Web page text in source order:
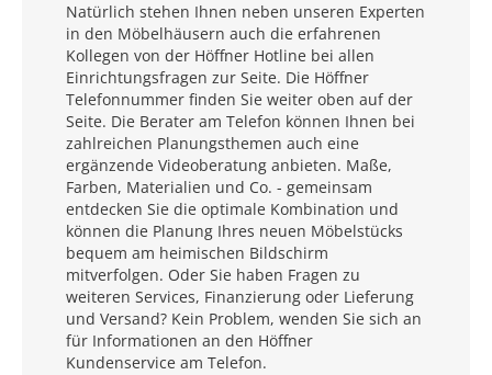
Natürlich stehen Ihnen neben unseren Experten
in den Möbelhäusern auch die erfahrenen
Kollegen von der Höffner Hotline bei allen
Einrichtungsfragen zur Seite. Die Höffner
Telefonnummer finden Sie weiter oben auf der
Seite. Die Berater am Telefon können Ihnen bei
zahlreichen Planungsthemen auch eine
ergänzende Videoberatung anbieten. Maße,
Farben, Materialien und Co. - gemeinsam
entdecken Sie die optimale Kombination und
können die Planung Ihres neuen Möbelstücks
bequem am heimischen Bildschirm
mitverfolgen. Oder Sie haben Fragen zu
weiteren Services, Finanzierung oder Lieferung
und Versand? Kein Problem, wenden Sie sich an
für Informationen an den Höffner
Kundenservice am Telefon.